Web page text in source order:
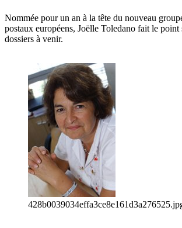
Nommée pour un an à la tête du nouveau
postaux européens, Joëlle Toledano fait le point
dossiers à venir.